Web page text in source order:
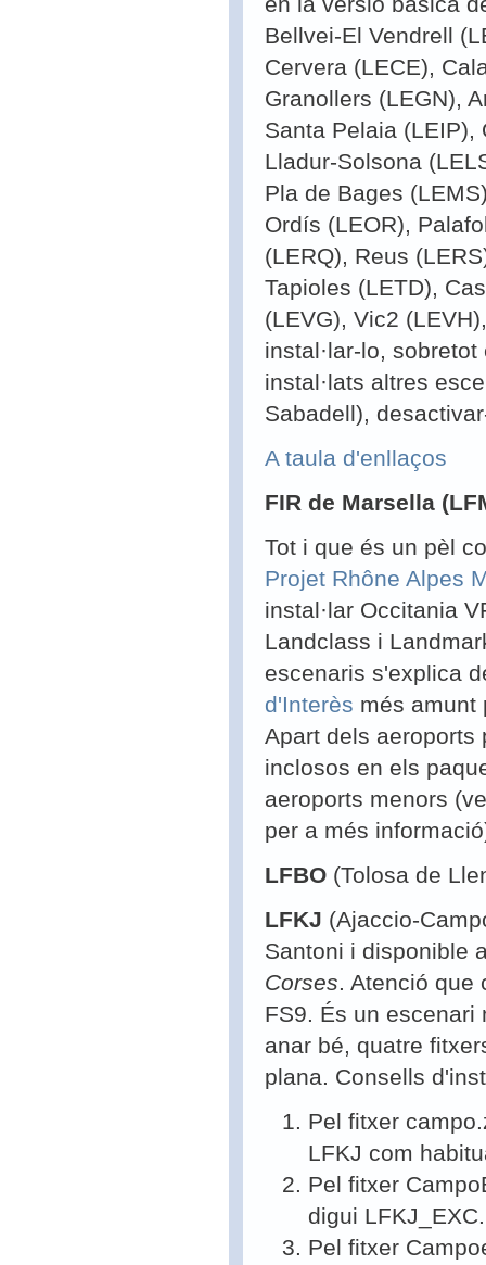
Bellvei-El Vendrell
Cervera (LECE),
Granollers (LEGN),
Santa Pelaia (LEIP),
Lladur-Solsona
Pla de Bages
Ordís (LEOR),
(LERQ), Reus
Tapioles (LETD),
(LEVG), Vic2
instal·lar-lo,
instal·lats altres
Sabadell),
A taula d'enllaços
FIR de Marsella
Tot i que és un pèl
Projet Rhône Alpes
instal·lar Occitania
Landclass i
escenaris s'explica
d'Interès més amunt
Apart dels aeroports
inclosos en els
aeroports menors
per a més
LFBO (Tolosa de
LFKJ (Ajaccio-
Santoni i disponible
Corses. Atenció que
FS9. És un escenari
anar bé, quatre
plana. Consells
Pel fitxer
LFKJ com
Pel fitxer
digui LFKJ_EXC.
Pel fitxer